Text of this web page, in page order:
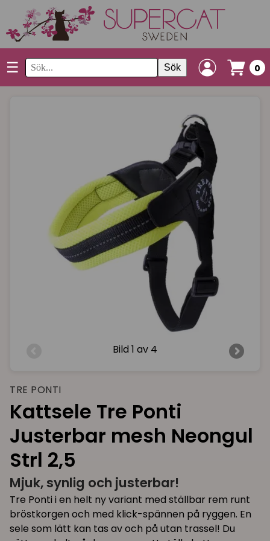
☰ Sök 0
Bild 1 av 4
TRE PONTI
Kattsele Tre Ponti
Justerbar mesh Neongul
Strl 2,5
Mjuk, synlig och justerbar!
Tre Ponti i en helt ny variant med ställbar rem runt
bröstkorgen och med klick-spännen på ryggen. En
sele som lätt kan tas av och på utan trassel! Du